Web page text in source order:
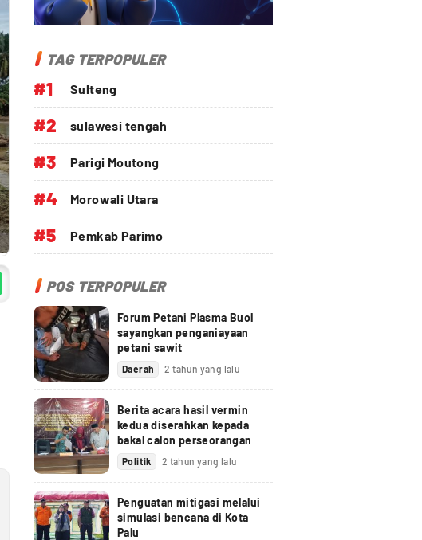
TAG TERPOPULER
#1 Sulteng
#2 sulawesi tengah
#3 Parigi Moutong
#4 Morowali Utara
#5 Pemkab Parimo
POS TERPOPULER
Forum Petani Plasma Buol
sayangkan penganiayaan
petani sawit
Daerah 2 tahun yang lalu
Berita acara hasil vermin
kedua diserahkan kepada
bakal calon perseorangan
Politik 2 tahun yang lalu
Penguatan mitigasi melalui
simulasi bencana di Kota
Palu